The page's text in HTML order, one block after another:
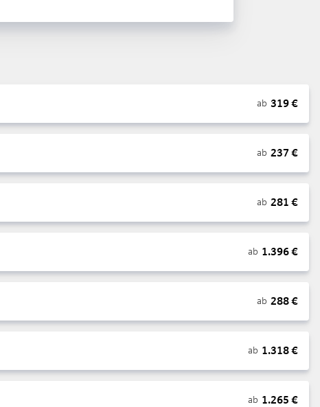
ab 319€
ab 237 €
ab 281 €
ab 1.396€
ab 288€
ab 1.318€
ab 1.265 €